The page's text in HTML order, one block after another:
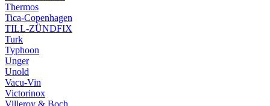
Thermos
Tica-Copenhagen
TILL-ZÜNDFIX
Turk
Typhoon
Unger
Unold
Vacu-Vin
Victorinox
Villeroy & Boch